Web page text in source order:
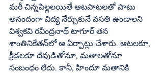
మరీ చిన్నపిల్లలయితే ఆటపాటలతో పాటు
అనందంగా విద్య నేర్చుకునే వసతి ఉండాలని
విశ్వకవి రవీంద్రనాథ్‌ టాగూర్‌ తన
శాంతినికేతన్‌లో ఆ ఏర్పాట్లు చేశారు. ఆటలకూ,
క్రీడలకూ దేవుడితోనూ, మతాలతోనూ
సంబంధం లేదు. కానీ, హిందూ మతానికి